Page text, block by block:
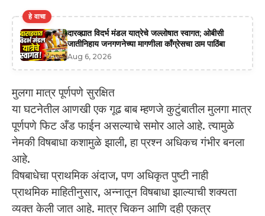
हे वाचा
दारव्ह्यात विदर्भ मंडल यात्रेचे जल्लोषात स्वागत; ओबीसी
जातीनिहाय जनगणनेच्या मागणीला काँग्रेसचा ठाम पाठिंबा
Aug 6, 2026
मुलगा मात्र पूर्णपणे सुरक्षित
या घटनेतील आणखी एक गूढ बाब म्हणजे कुटुंबातील मुलगा मात्र
पूर्णपणे फिट अँड फाईन असल्याचे समोर आले आहे. त्यामुळे
नेमकी विषबाधा कशामुळे झाली, हा प्रश्न अधिकच गंभीर बनला
आहे.
विषबाधेचा प्राथमिक अंदाज, पण अधिकृत पुष्टी नाही
प्राथमिक माहितीनुसार, अन्नातून विषबाधा झाल्याची शक्यता
व्यक्त केली जात आहे. मात्र चिकन आणि दही एकत्र